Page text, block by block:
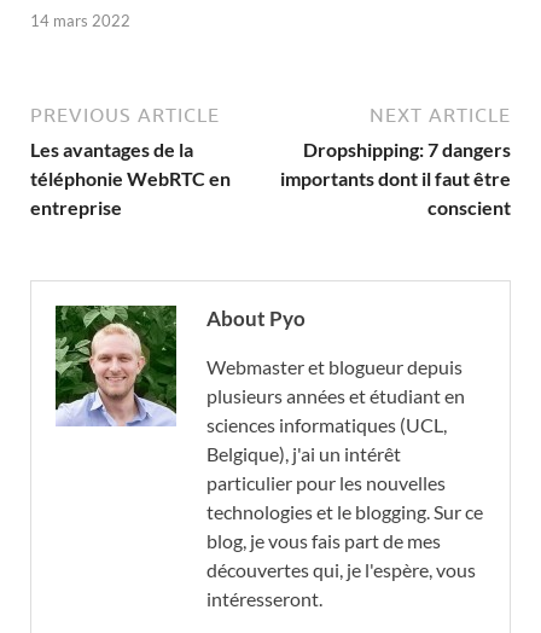
14 mars 2022
PREVIOUS ARTICLE
Les avantages de la
téléphonie WebRTC en
entreprise
NEXT ARTICLE
Dropshipping: 7 dangers
importants dont il faut être
conscient
About Pyo
Webmaster et blogueur depuis
plusieurs années et étudiant en
sciences informatiques (UCL,
Belgique), j'ai un intérêt
particulier pour les nouvelles
technologies et le blogging. Sur ce
blog, je vous fais part de mes
découvertes qui, je l'espère, vous
intéresseront.